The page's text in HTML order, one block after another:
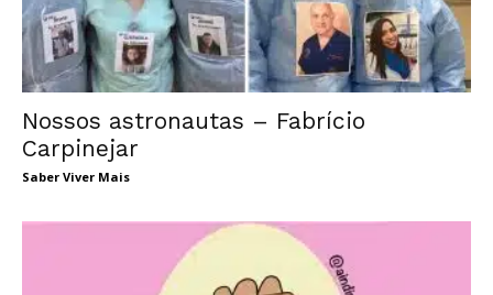
Nossos astronautas – Fabrício
Carpinejar
Saber Viver Mais